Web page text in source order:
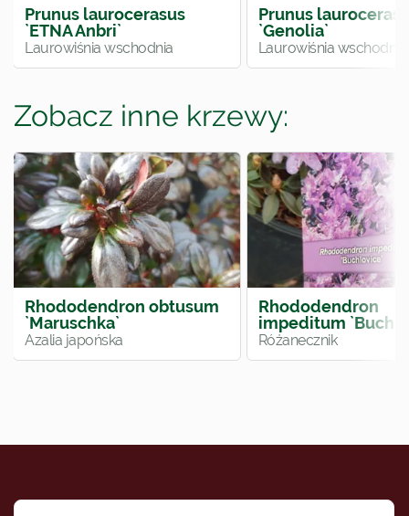
Prunus laurocerasus
`ETNA Anbri`
Laurowiśnia wschodnia
Prunus
`Genolia`
Laurowiśnia wschodnia
Zobacz inne krzewy:
Rhododendron obtusum
`Maruschka`
Azalia japońska
Rhododendron
impeditum
Różanecznik